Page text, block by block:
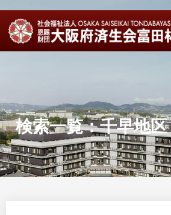
検索一覧：千早地区